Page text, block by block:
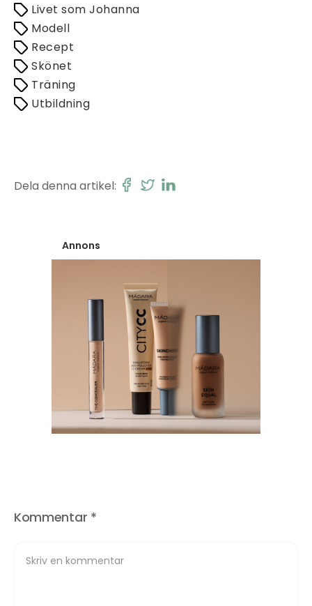
Livet som Johanna
Modell
Recept
Skönet
Träning
Utbildning
Dela denna artikel:
Annons
Kommentar *